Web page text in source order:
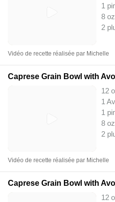
1
8
2
Vidéo de recette réalisée par Michelle
Caprese Grain Bowl with
12
1
1
8
2
Vidéo de recette réalisée par Michelle
Caprese Grain Bowl with
12